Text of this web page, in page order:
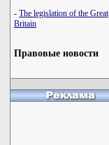
- The legislation of the Great
Britain
Правовые новости